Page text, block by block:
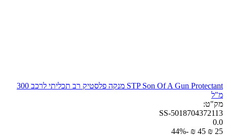
STP Son Of A Gun Protectant מנקה פלסטיק רב תכליתי לרכב​ 300
מ"ל
מק"ט:
SS-5018704372113
0.0
₪ ‍25‍
₪ ‍45‍
-44%